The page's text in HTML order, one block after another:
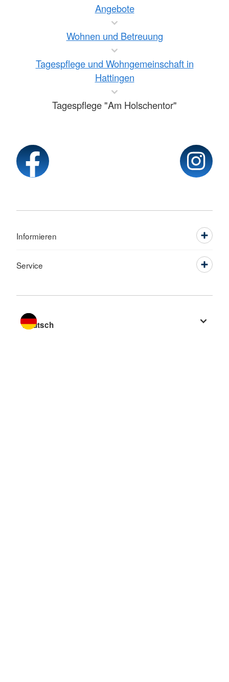
Angebote
Wohnen und Betreuung
Tagespflege und Wohngemeinschaft in
Hattingen
Tagespflege "Am Holschentor"
Informieren
Service
Sprache wechseln zu